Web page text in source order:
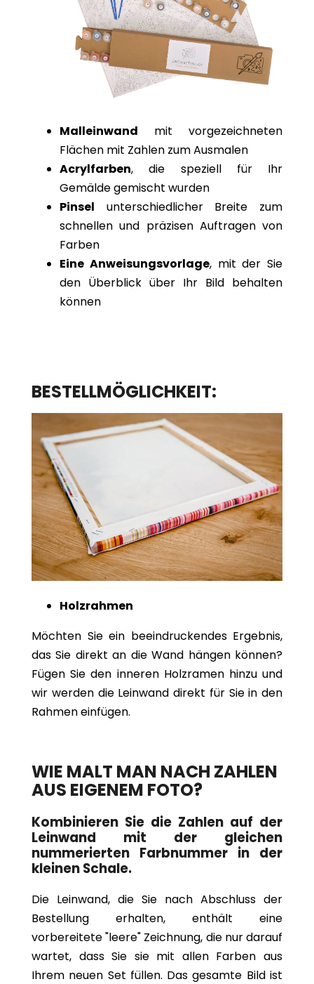
Malleinwand mit vorgezeichneten
Flächen mit Zahlen zum Ausmalen
Acrylfarben, die speziell für Ihr
Gemälde gemischt wurden
Pinsel unterschiedlicher Breite zum
schnellen und präzisen Auftragen von
Farben
Eine Anweisungsvorlage, mit der Sie
den Überblick über Ihr Bild behalten
können
BESTELLMÖGLICHKEIT:
Holzrahmen
Möchten Sie ein beeindruckendes Ergebnis,
das Sie direkt an die Wand hängen können?
Fügen Sie den inneren Holzramen hinzu und
wir werden die Leinwand direkt für Sie in den
Rahmen einfügen.
WIE MALT MAN NACH ZAHLEN
AUS EIGENEM FOTO?
Kombinieren Sie die Zahlen auf der
Leinwand mit der gleichen
nummerierten Farbnummer in der
kleinen Schale.
Die Leinwand, die Sie nach Abschluss der
Bestellung erhalten, enthält eine
vorbereitete "leere" Zeichnung, die nur darauf
wartet, dass Sie sie mit allen Farben aus
Ihrem neuen Set füllen. Das gesamte Bild ist